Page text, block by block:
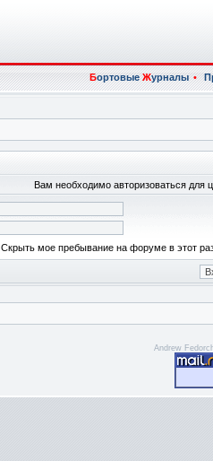
БортовыеЖурналы •
Вам необходимо авторизоваться для
Скрыть мое пребывание на форуме в этот
Andrew